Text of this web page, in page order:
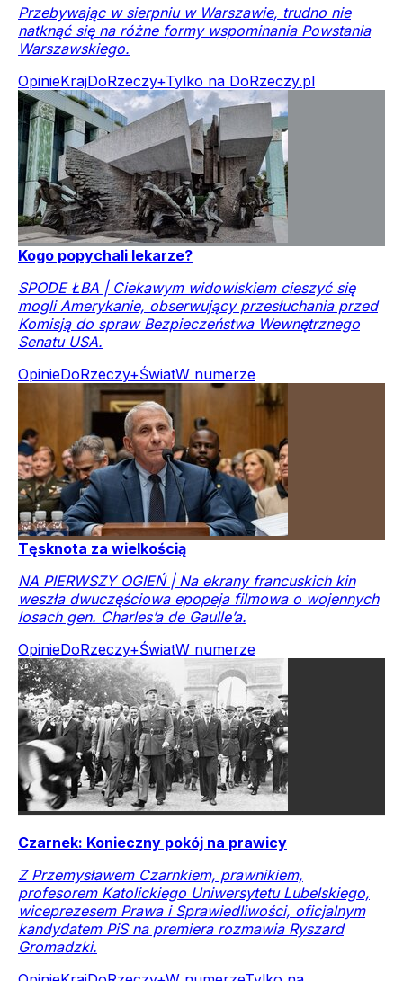
Przebywając w sierpniu w Warszawie, trudno nie
natknąć się na różne formy wspominania Powstania
Warszawskiego.
OpinieKrajDoRzeczy+Tylko na DoRzeczy.pl
Kogo popychali lekarze?
SPODE ŁBA | Ciekawym widowiskiem cieszyć się
mogli Amerykanie, obserwujący przesłuchania przed
Komisją do spraw Bezpieczeństwa Wewnętrznego
Senatu USA.
OpinieDoRzeczy+ŚwiatW numerze
Tęsknota za wielkością
NA PIERWSZY OGIEŃ | Na ekrany francuskich kin
weszła dwuczęściowa epopeja filmowa o wojennych
losach gen. Charles’a de Gaulle’a.
OpinieDoRzeczy+ŚwiatW numerze
Czarnek: Konieczny pokój na prawicy
Z Przemysławem Czarnkiem, prawnikiem,
profesorem Katolickiego Uniwersytetu Lubelskiego,
wiceprezesem Prawa i Sprawiedliwości, oficjalnym
kandydatem PiS na premiera rozmawia Ryszard
Gromadzki.